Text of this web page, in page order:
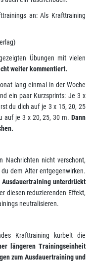
an: Als Krafttraining
Übungen mit vielen
weiter kommentiert.
lang einmal in der Woche
ein paar Kurzsprints: Je 3 x
du dich auf je 3 x 15, 20, 25
auf je 3 x 20, 25, 30 m. Dann
nicht verschont,
dem Alter entgegenwirken.
Ausdauertraining unterdrückt
diesen reduzierenden Effekt,
neutralisieren.
Krafttraining kurbelt die
längeren Trainingseinheit
zum Ausdauertraining und